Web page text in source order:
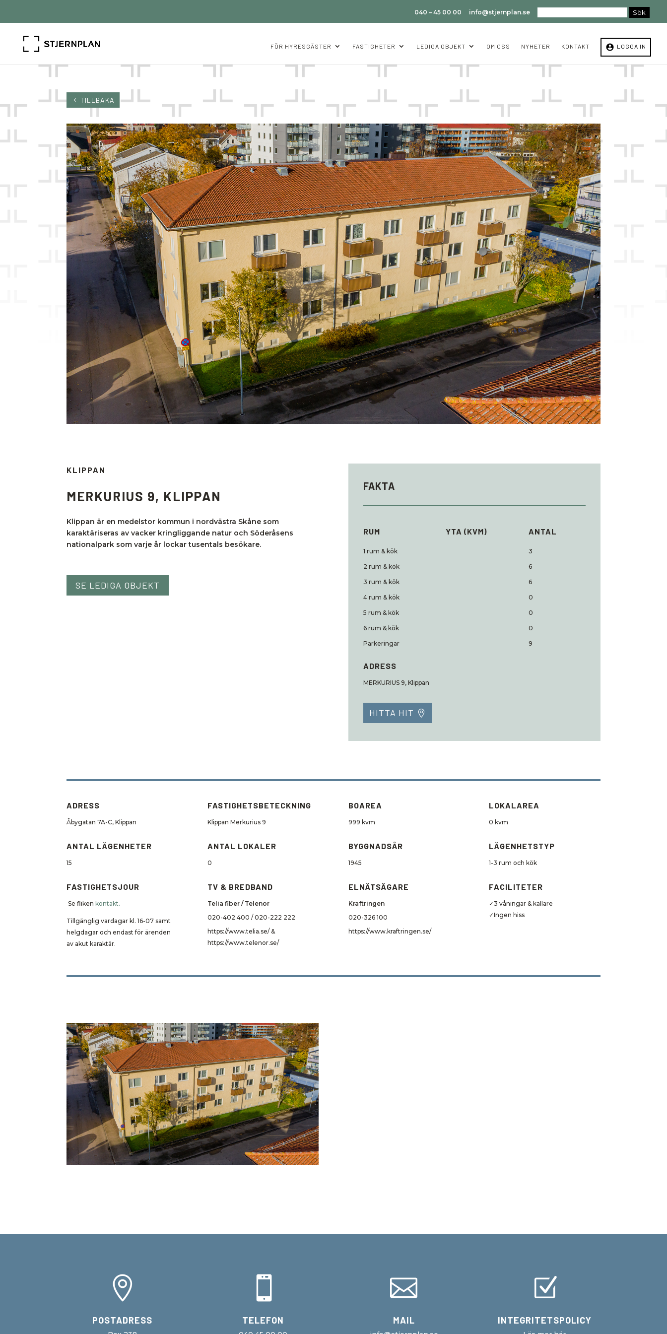
040 – 45 00 00 info@stjernplan.se
FÖR HYRESGÄSTER FASTIGHETER LEDIGA OBJEKT OM OSS NYHETER KONTAKT account_circle LOGGA IN
TILLBAKA
KLIPPAN
MERKURIUS 9, KLIPPAN
Klippan är en medelstor kommun i nordvästra Skåne som
karaktäriseras av vacker kringliggande natur och Söderåsens
nationalpark som varje år lockar tusentals besökare.
SE LEDIGA OBJEKT
FAKTA
RUM YTA (KVM) ANTAL
1 rum & kök 3
2 rum & kök 6
3 rum & kök 6
4 rum & kök 0
5 rum & kök 0
6 rum & kök 0
Parkeringar 9
ADRESS
MERKURIUS 9, Klippan
HITTA HIT
ADRESS
Åbygatan 7A-C, Klippan
FASTIGHETSBETECKNING
Klippan Merkurius 9
BOAREA
999 kvm
LOKALAREA
0 kvm
ANTAL LÄGENHETER
15
FASTIGHETSJOUR
Se fliken kontakt.
Tillgänglig vardagar kl. 16-07 samt
helgdagar och endast för ärenden
av akut karaktär.
ANTAL LOKALER
0
TV & BREDBAND
Telia fiber / Telenor
020-402 400 / 020-222 222
https://www.telia.se/ &
https://www.telenor.se/
BYGGNADSÅR
1945
ELNÄTSÄGARE
Kraftringen
020-326 100
https://www.kraftringen.se/
LÄGENHETSTYP
1-3 rum och kök
FACILITETER
✓3 våningar & källare
✓Ingen hiss

POSTADRESS

TELEFON

MAIL
Z
INTEGRITETSPOLICY